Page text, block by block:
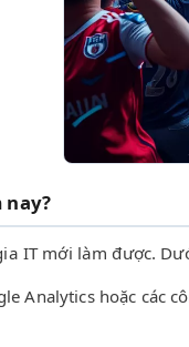
nay?
IT mới làm được.
Analytics hoặc các